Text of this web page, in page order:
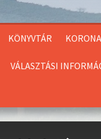
KÖNYVTÁR
VÁLASZTÁSI